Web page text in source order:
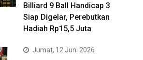
Billiard 9 Ball Handicap 3
Siap Digelar, Perebutkan
Hadiah Rp15,5 Juta
Jumat, 12 Juni 2026